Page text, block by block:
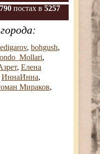
постах в 5257
, bohgush,
,
, Елена
ИннаИнна,
Мираков,